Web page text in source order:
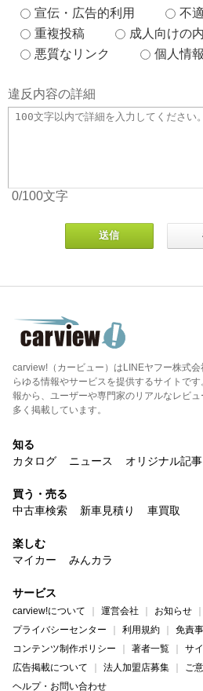
宣伝・広告的利用
不
重複投稿
成人向けの
悪質なリンク
個人情報
違反内容の詳細
0/100文字
carview!（カービュー）はLINEヤフー株式
らゆる情報やサービスを提供するサイトで
報から、ユーザーや専門家のリアルなレビ
多く掲載しています。
知る
カタログ
ニュース オリジナル記事
買う・売る
中古車検索
新車見積り 車買取
楽しむ
マイカー
みんカラ
サービス
carview!について 運営会社 お知らせ
プライバシーセンター
利用規約
免責
コンテンツ制作ポリシー
著者一覧
サ
広告掲載について
法人加盟店募集
ご
ヘルプ・お問い合わせ